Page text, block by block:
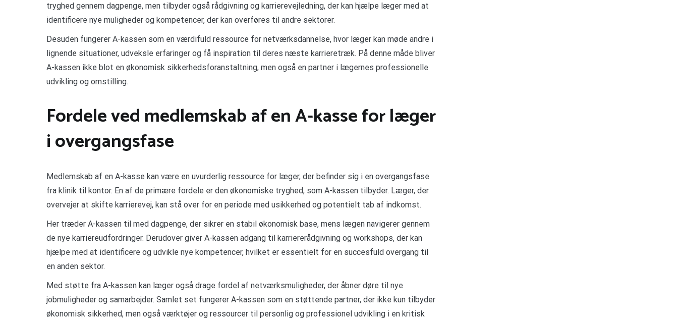
tryghed gennem dagpenge, men tilbyder også rådgivning og karrierevejledning, der kan hjælpe læger med at
identificere nye muligheder og kompetencer, der kan overføres til andre sektorer.
Desuden fungerer A-kassen som en værdifuld ressource for netværksdannelse, hvor læger kan møde andre i
lignende situationer, udveksle erfaringer og få inspiration til deres næste karrieretræk. På denne måde bliver
A-kassen ikke blot en økonomisk sikkerhedsforanstaltning, men også en partner i lægernes professionelle
udvikling og omstilling.
Fordele ved medlemskab af en A-kasse for læger
i overgangsfase
Medlemskab af en A-kasse kan være en uvurderlig ressource for læger, der befinder sig i en overgangsfase
fra klinik til kontor. En af de primære fordele er den økonomiske tryghed, som A-kassen tilbyder. Læger, der
overvejer at skifte karrierevej, kan stå over for en periode med usikkerhed og potentielt tab af indkomst.
Her træder A-kassen til med dagpenge, der sikrer en stabil økonomisk base, mens lægen navigerer gennem
de nye karriereudfordringer. Derudover giver A-kassen adgang til karriererådgivning og workshops, der kan
hjælpe med at identificere og udvikle nye kompetencer, hvilket er essentielt for en succesfuld overgang til
en anden sektor.
Med støtte fra A-kassen kan læger også drage fordel af netværksmuligheder, der åbner døre til nye
jobmuligheder og samarbejder. Samlet set fungerer A-kassen som en støttende partner, der ikke kun tilbyder
økonomisk sikkerhed, men også værktøjer og ressourcer til personlig og professionel udvikling i en kritisk